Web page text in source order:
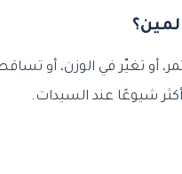
أو تغيّر في الوزن، أو
شيوعًا عند السيدات.